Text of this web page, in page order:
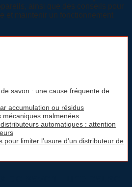
ainsi que des conseils pour
et maintenir un fonctionnement
savon : une cause fréquente de
accumulation ou résidus
mécaniques malmenées
automatiques : attention
pour limiter l’usure d’un distributeur de